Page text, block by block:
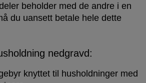
beholder med de andre i en
du uansett betale hele dette
nedgravd:
knyttet til husholdninger med